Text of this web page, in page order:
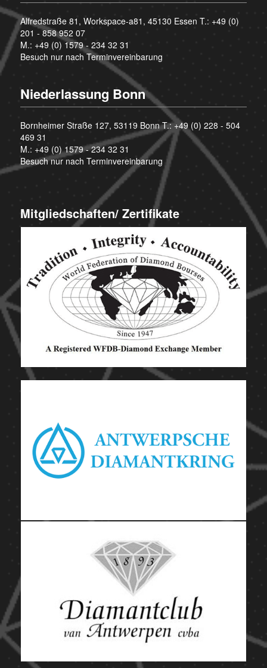
Alfredstraße 81, Workspace-a81, 45130 Essen T.: +49 (0)
201 - 858 952 07
M.: +49 (0) 1579 - 234 32 31
Besuch nur nach Terminvereinbarung
Niederlassung Bonn
Bornheimer Straße 127, 53119 Bonn T.:+49 (0) 228 - 504
469 31
M.: +49 (0) 1579 - 234 32 31
Besuch nur nach Terminvereinbarung
Mitgliedschaften/ Zertifikate